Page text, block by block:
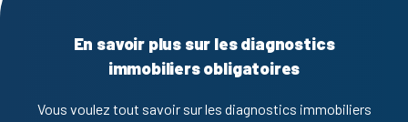
En savoir plus sur les diagnostics
immobiliers obligatoires
Vous voulez tout savoir sur les diagnostics immobiliers